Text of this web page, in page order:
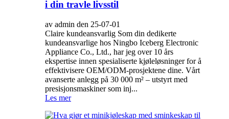
i din travle livsstil
av admin den 25-07-01
Claire kundeansvarlig Som din dedikerte
kundeansvarlige hos Ningbo Iceberg Electronic
Appliance Co., Ltd., har jeg over 10 års
ekspertise innen spesialiserte kjøleløsninger for å
effektivisere OEM/ODM-prosjektene dine. Vårt
avanserte anlegg på 30 000 m² – utstyrt med
presisjonsmaskiner som inj...
Les mer